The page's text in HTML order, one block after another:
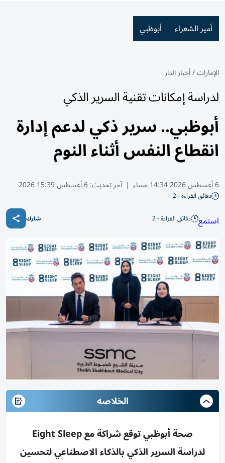
أمير الشعراء أبوظبي
الإمارات/أخبار الدار
لدراسة إمكانات تقنية السرير الذكي
أبوظبي.. سرير ذكي لدعم إدارة
انقطاع النفس أثناء النوم
6 أغسطس 2026 14:34 مساء | آخر تحديث:6 أغسطس 15:39 2026
دقائق القراءة - 2
استمع دقائق القراءة - 2 شارك
الخلاصه
صحة أبوظبي توقع شراكة مع Eight Sleep
لدراسة السرير الذكي بالذكاء الاصطناعي لتحسين